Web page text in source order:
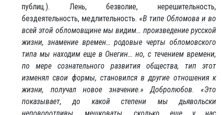
публиц.). Лень, безволие, нерешительность,
бездеятельность, медлительность. «В типе Обломова и во
всей этой обломовщине мы видим… произведение русской
жизни, знамение времен… родовые черты обломовского
типа мы находим еще в Онегин… но, с течением времени,
по мере сознательного развития общества, тип этот
изменял свои формы, становился в другие отношения к
жизни, получал новое значение.»
Добролюбов.«Это
показывает, до какой степени мы дьявольски